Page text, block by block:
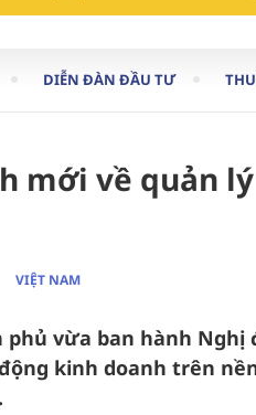
DIỄN ĐÀN ĐẦU TƯ
mới về quản
VIỆT NAM
phủ vừa ban hành Nghị
kinh doanh trên